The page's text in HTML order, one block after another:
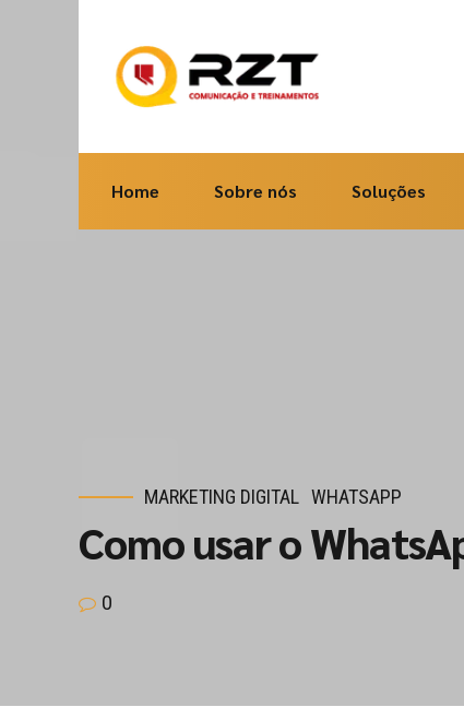
Home Sobre nós Soluções
MARKETING DIGITAL WHATSAPP
Como usar o
0